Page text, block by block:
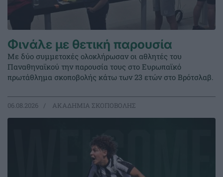
Φινάλε με θετική παρουσία
Με δύο συμμετοχές ολοκλήρωσαν οι αθλητές του
Παναθηναϊκού την παρουσία τους στο Ευρωπαϊκό
πρωτάθλημα σκοποβολής κάτω των 23 ετών στο Βρότσλαβ.
06.08.2026 ΑΚΑΔΗΜΙΑ ΣΚΟΠΟΒΟΛΗΣ